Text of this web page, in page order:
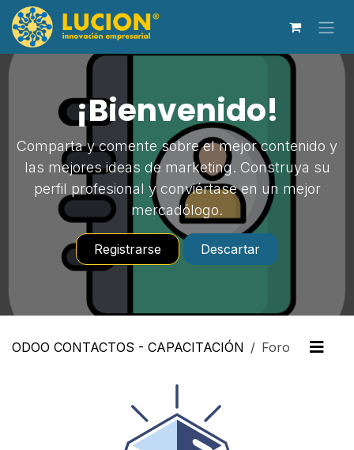
Ir al contenido
¡Bienvenido!
Comparta y comente sobre el mejor contenido y
las mejores ideas de marketing. Construya su
perfil profesional y conviértase en un mejor
mercadólogo.
Registrarse Descartar
ODOO CONTACTOS - CAPACITACIÓN Foro